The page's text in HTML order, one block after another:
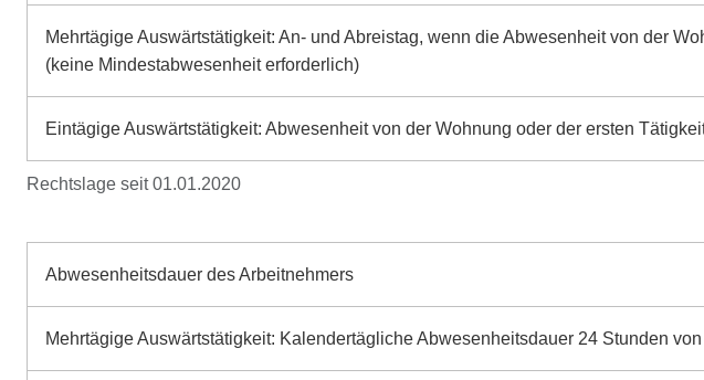
Rechtslage seit 01.01.2020
Mehrtägige Auswärtstätigkeit: An- und Abreistag, wenn die Abwesenheit von der
(keine Mindestabwesenheit erforderlich)
Eintägige Auswärtstätigkeit: Abwesenheit von der Wohnung oder der ersten
Abwesenheitsdauer des Arbeitnehmers
Mehrtägige Auswärtstätigkeit: Kalendertägliche Abwesenheitsdauer 24 Stunden